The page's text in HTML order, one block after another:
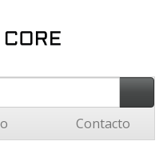
Contacto